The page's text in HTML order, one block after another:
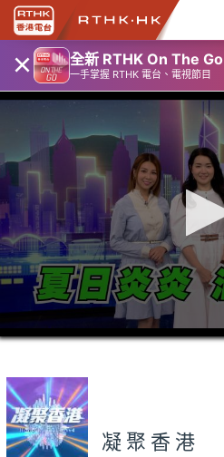
× 全新 RTHK On The Go
一手掌握 RTHK 電台、電視節目
0
seconds
minutes,
6
seconds
凝聚香港